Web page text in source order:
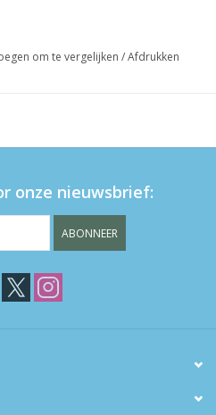
om te vergelijken /Afdrukken
onze nieuwsbrief:
ABONNEER